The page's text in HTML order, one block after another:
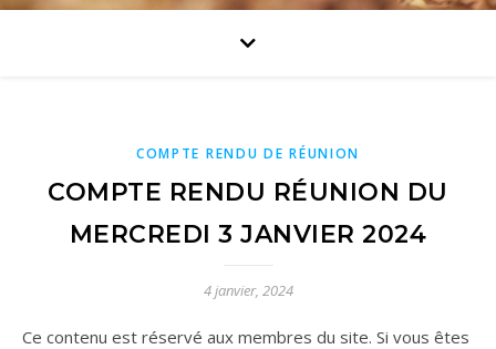
COMPTE RENDU DE RÉUNION
COMPTE RENDU RÉUNION DU
MERCREDI 3 JANVIER 2024
4 janvier, 2024
Ce contenu est réservé aux membres du site. Si vous êtes